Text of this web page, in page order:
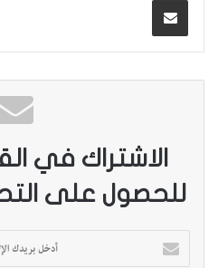
الاشتراك في
للحصول على